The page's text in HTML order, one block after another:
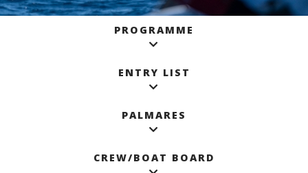
PROGRAMME
ENTRY LIST
PALMARES
CREW/BOAT BOARD